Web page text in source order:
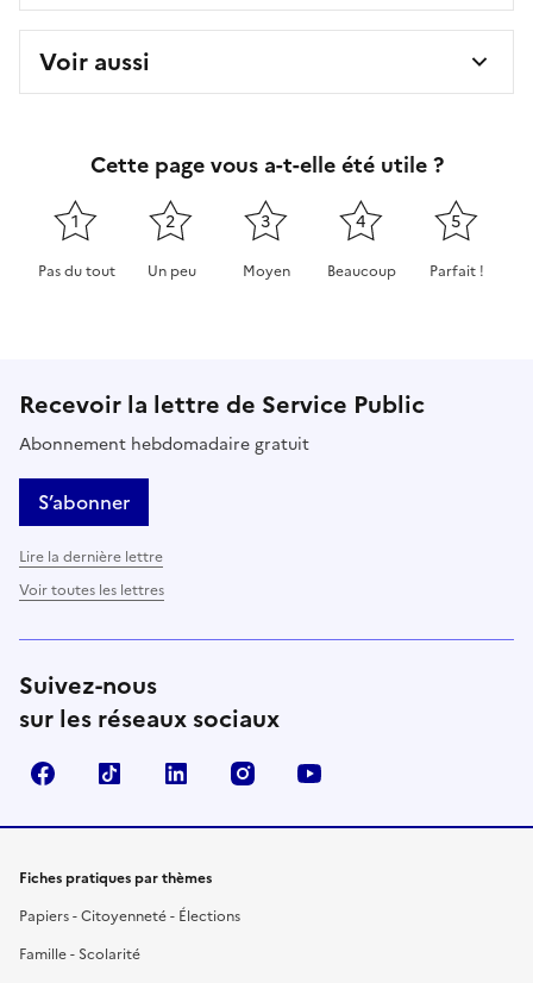
Voir aussi
Cette page vous a-t-elle été utile ?
1
Pas du tout
2
Un peu
3
Moyen
4
Beaucoup
5
Parfait !
Recevoir la lettre de Service Public
Abonnement hebdomadaire gratuit
S’abonner
Lire la dernière lettre
Voir toutes les lettres
Suivez-nous
sur les réseaux sociaux
FacebookTikTok LinkedIn Instagram
Fiches pratiques par thèmes
Papiers - Citoyenneté - Élections
Famille - Scolarité